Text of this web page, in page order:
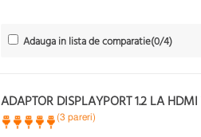
Adauga in lista de comparatie(0/4)
ADAPTOR DISPLAYPORT 1.2 LA
(3 pareri)